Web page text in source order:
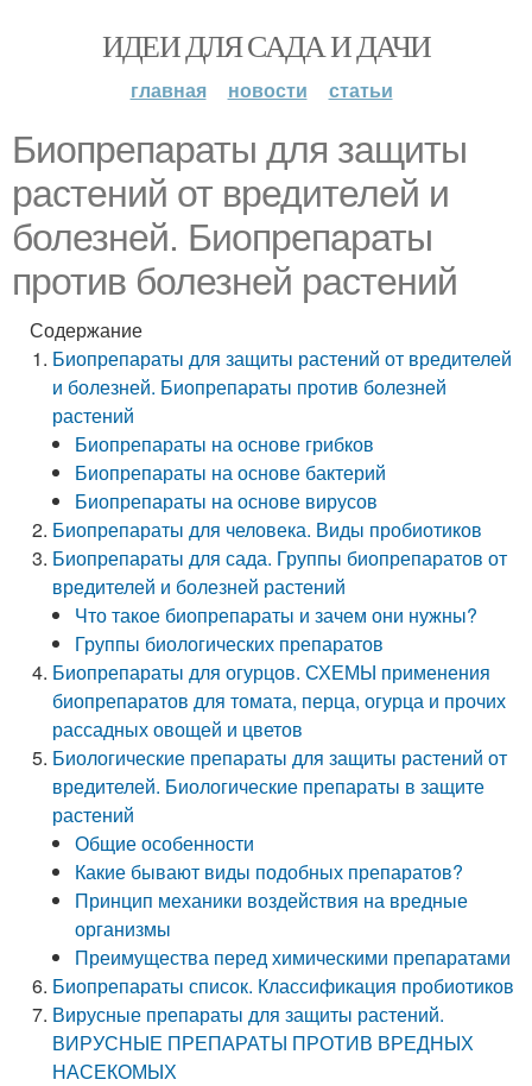
ИДЕИ ДЛЯ САДА И ДАЧИ
главная новости статьи
Биопрепараты для защиты
растений от вредителей и
болезней. Биопрепараты
против болезней растений
Содержание
Биопрепараты для защиты растений от вредителей
и болезней. Биопрепараты против болезней
растений
Биопрепараты на основе грибков
Биопрепараты на основе бактерий
Биопрепараты на основе вирусов
Биопрепараты для человека. Виды пробиотиков
Биопрепараты для сада. Группы биопрепаратов от
вредителей и болезней растений
Что такое биопрепараты и зачем они нужны?
Группы биологических препаратов
Биопрепараты для огурцов. СХЕМЫ применения
биопрепаратов для томата, перца, огурца и прочих
рассадных овощей и цветов
Биологические препараты для защиты растений от
вредителей. Биологические препараты в защите
растений
Общие особенности
Какие бывают виды подобных препаратов?
Принцип механики воздействия на вредные
организмы
Преимущества перед химическими препаратами
Биопрепараты список. Классификация пробиотиков
Вирусные препараты для защиты растений.
ВИРУСНЫЕ ПРЕПАРАТЫ ПРОТИВ ВРЕДНЫХ
НАСЕКОМЫХ